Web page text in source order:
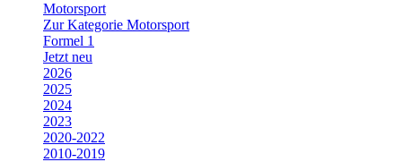
Motorsport
Zur Kategorie Motorsport
Formel 1
Jetzt neu
2026
2025
2024
2023
2020-2022
2010-2019